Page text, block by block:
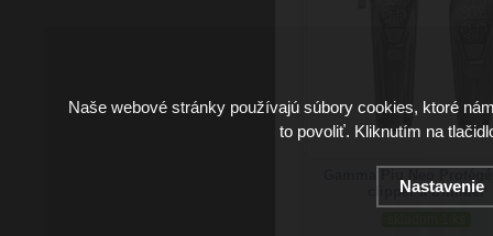
clipper a trimmer
Naše webové stránky používajú súbory cookies, ktoré
to povoliť. Kliknutím na
Nastavenie